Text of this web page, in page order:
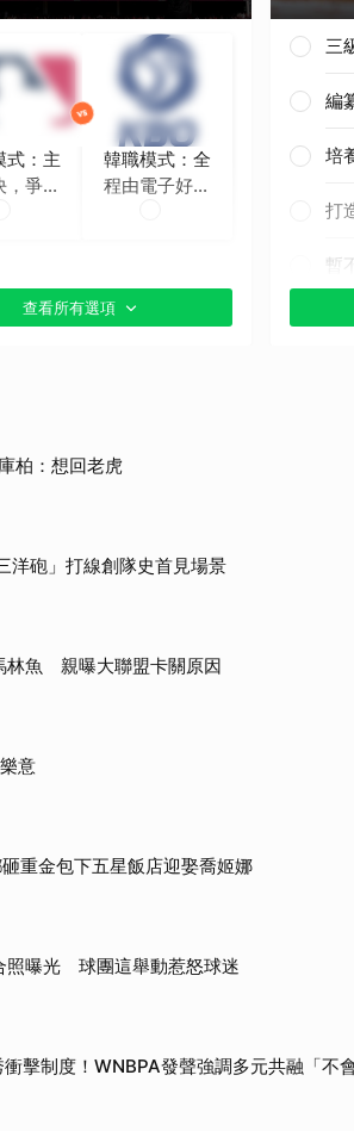
式：主
，爭議
韓職模式：全
程由電子好球
查看所有選項
三
編
培
打
暫
柏：想回老虎
洋砲」打線創隊史首見場景
林魚 親曝大聯盟卡關原因
意
重金包下五星飯店迎娶喬姬娜
照曝光 球團這舉動惹怒球迷
擊制度！WNBPA發聲強調多元共融「不